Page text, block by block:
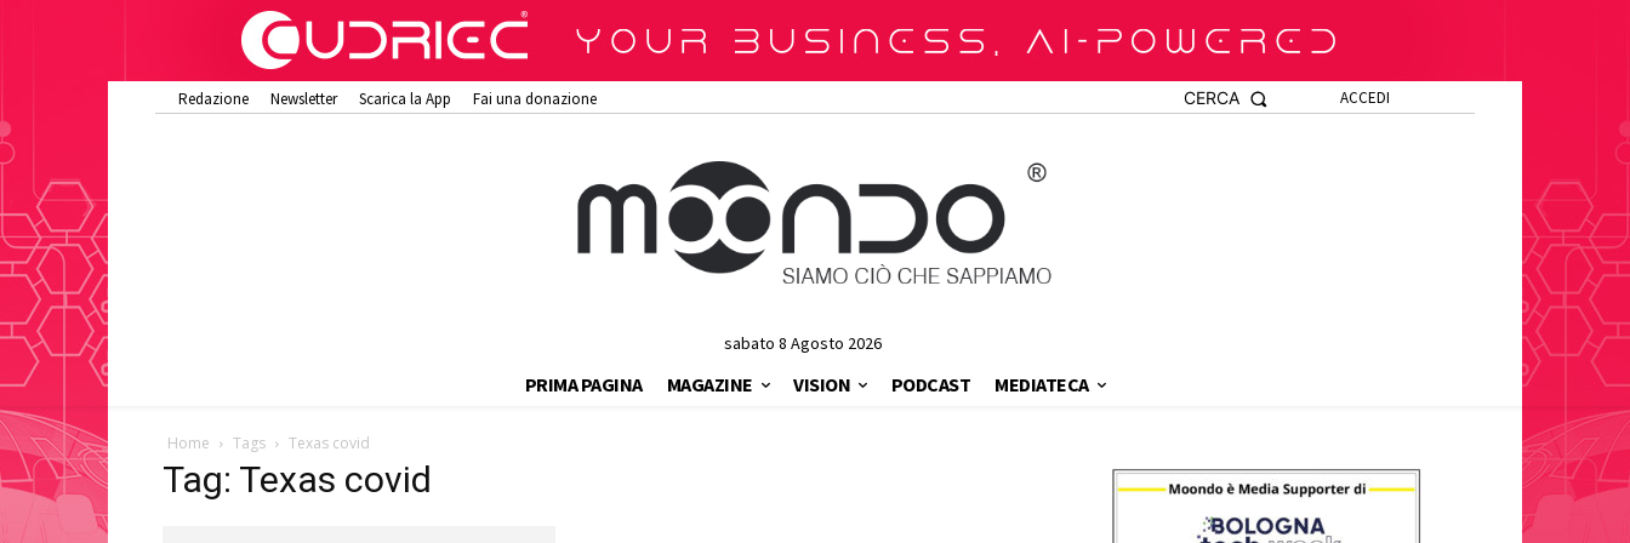
Redazione Newsletter Scarica la App Fai una donazione ACCEDI
CERCA
sabato 8 Agosto 2026
PRIMA PAGINA MAGAZINE VISION PODCAST MEDIATECA
Home Tags Texas covid
Tag: Texas covid